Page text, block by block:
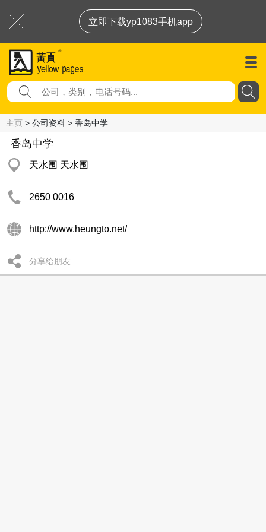
立即下载yp1083手机app
主页 > 公司资料 > 香岛中学
香岛中学
天水围 天水围
2650 0016
http://www.heungto.net/
分享给朋友